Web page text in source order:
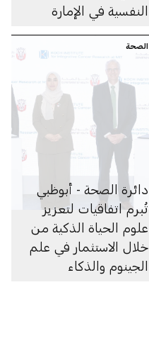
النفسية في الإمارة
الصحة
دائرة الصحة - أبوظبي
تُبرم اتفاقيات لتعزيز
علوم الحياة الذكية من
خلال الاستثمار في علم
الجينوم والذكاء